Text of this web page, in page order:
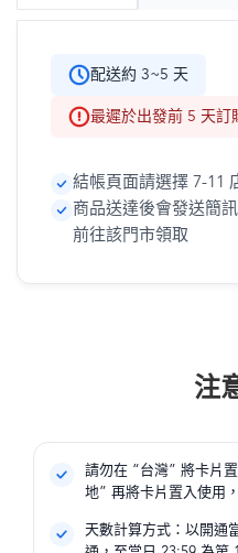
配送約 3~5 天
最遲於出發前 5 天訂
結帳頁面請選擇 7-11
商品送達後會發送簡
前往該門市領取
注
請勿在 “台灣” 將卡片
地” 再將卡片置入使用
天數計算方式：以開通